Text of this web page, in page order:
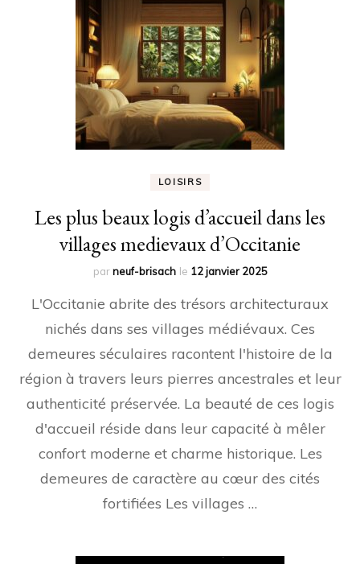
LOISIRS
Les plus beaux logis d’accueil dans les
villages medievaux d’Occitanie
parneuf-brisach le 12 janvier 2025
L'Occitanie abrite des trésors architecturaux
nichés dans ses villages médiévaux. Ces
demeures séculaires racontent l'histoire de la
région à travers leurs pierres ancestrales et leur
authenticité préservée. La beauté de ces logis
d'accueil réside dans leur capacité à mêler
confort moderne et charme historique. Les
demeures de caractère au cœur des cités
fortifiées Les villages …